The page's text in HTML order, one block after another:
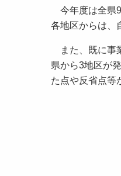
今年度は全県9
各地区からは、
また、既に事
県から3地区が
た点や反省点等